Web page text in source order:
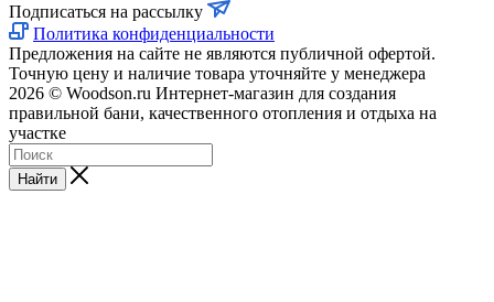
Подписаться на рассылку
Политика конфиденциальности
Предложения на сайте не являются публичной офертой.
Точную цену и наличие товара уточняйте у менеджера
2026 © Woodson.ru Интернет-магазин для создания
правильной бани, качественного отопления и отдыха на
участке
Найти